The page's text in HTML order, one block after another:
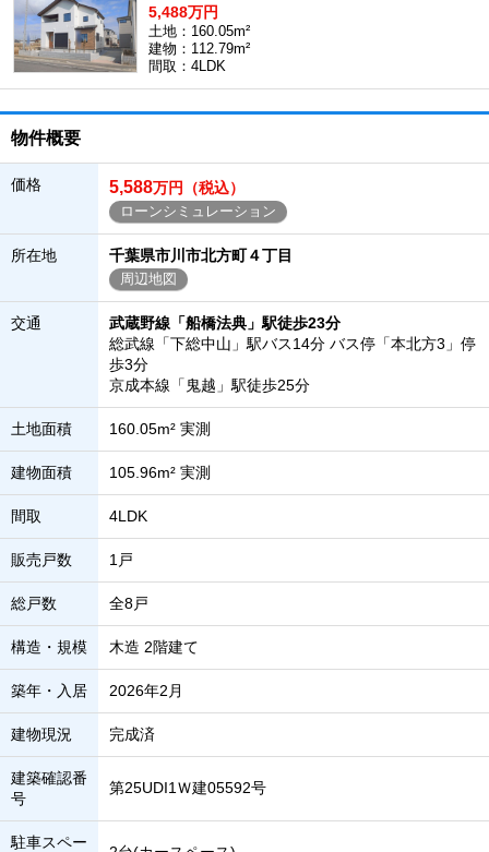
5,488万円
土地：160.05m²
建物：112.79m²
間取：4LDK
物件概要
価格 5,588万円（税込）
ローンシミュレーション
所在地 千葉県市川市北方町４丁目
周辺地図
交通
武蔵野線「船橋法典」駅徒歩23分
総武線「下総中山」駅バス14分 バス停「本北方3」停
歩3分
京成本線「鬼越」駅徒歩25分
土地面積 160.05m² 実測
建物面積 105.96m² 実測
間取 4LDK
販売戸数 1戸
総戸数 全8戸
構造・規模 木造 2階建て
築年・入居 2026年2月
建物現況 完成済
建築確認番
号
第25UDI1Ｗ建05592号
駐車スペー